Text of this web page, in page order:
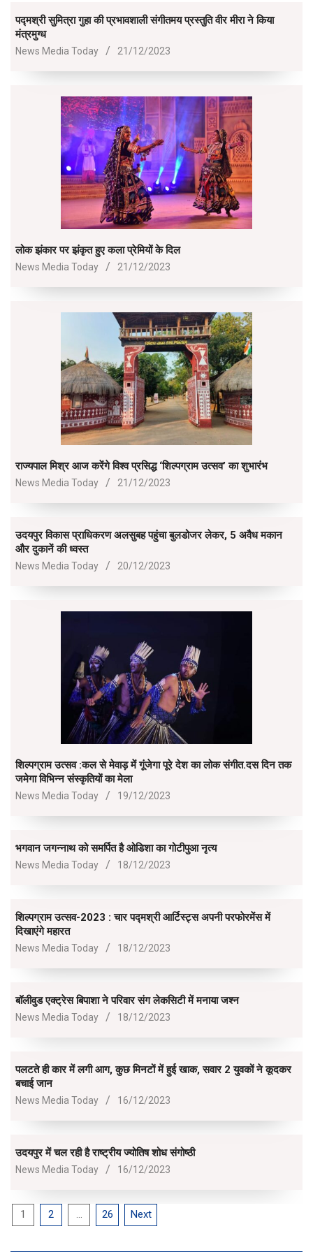
पद्मश्री सुमित्रा गुहा की प्रभावशाली संगीतमय प्रस्तुति वीर मीरा ने किया
मंत्रमुग्ध
2023-
News Media Today 21/12/2023
लोक झंकार पर झंकृत हुए कला प्रेमियों के दिल
2023-
News Media Today 21/12/2023
राज्यपाल मिश्र आज करेंगे विश्व प्रसिद्ध ‘शिल्पग्राम उत्सव’ का शुभारंभ
2023-
News Media Today 21/12/2023
उदयपुर विकास प्राधिकरण अलसुबह पहुंचा बुलडोजर लेकर, 5 अवैध मकान
और दुकानें की ध्वस्त
2023-
News Media Today 20/12/2023
शिल्पग्राम उत्सव :कल से मेवाड़ में गूंजेगा पूरे देश का लोक संगीत.दस दिन तक
जमेगा विभिन्न संस्कृतियों का मेला
2023-
News Media Today 19/12/2023
भगवान जगन्नाथ को समर्पित है ओडिशा का गोटीपुआ नृत्य
2023-
News Media Today 18/12/2023
शिल्पग्राम उत्सव-2023 : चार पद्मश्री आर्टिस्ट्स अपनी परफाेरमेंस में
दिखाएंगे महारत
2023-
News Media Today 18/12/2023
बॉलीवुड एक्ट्रेस बिपाशा ने परिवार संग लेकसिटी में मनाया जश्न
2023-
News Media Today 18/12/2023
पलटते ही कार में लगी आग, कुछ मिनटों में हुई खाक, सवार 2 युवकों ने कूदकर
बचाई जान
2023-
News Media Today 16/12/2023
उदयपुर में चल रही है राष्ट्रीय ज्योतिष शोध संगोष्ठी
2023-
16
News Media Today 16/12/2023
Posts
1 2 … 26 Next